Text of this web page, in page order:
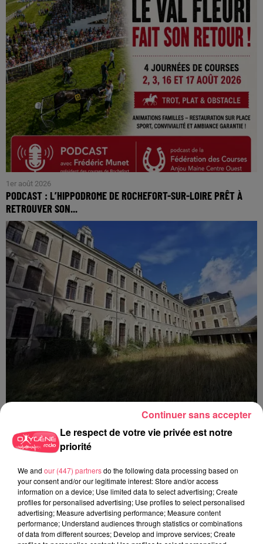
1er août 2026
PODCAST : L’HIPPODROME DE ROCHEFORT-SUR-LOIRE PRÊT À
RETROUVER SON...
COMBRÉE. AGRESSIONS SEXUELLES À L'ANCIEN COLLÈGE : UN
HOMME ENTENDU...
Le respect de votre vie privée est notre
priorité
We and our (447) partnersdo the following data processing based on
your consent and/or our legitimate interest: Store and/or access
information on a device; Use limited data to select advertising; Create
profiles for personalised advertising; Use profiles to select personalised
advertising; Measure advertising performance; Measure content
performance; Understand audiences through statistics or combinations
of data from different sources; Develop and improve services; Create
Continuer sans accepter